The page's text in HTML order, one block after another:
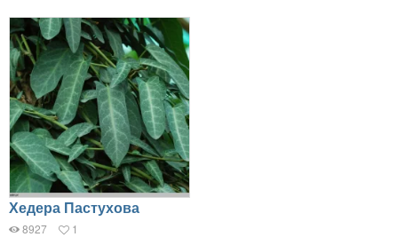
Хедера Пастухова
8927 1